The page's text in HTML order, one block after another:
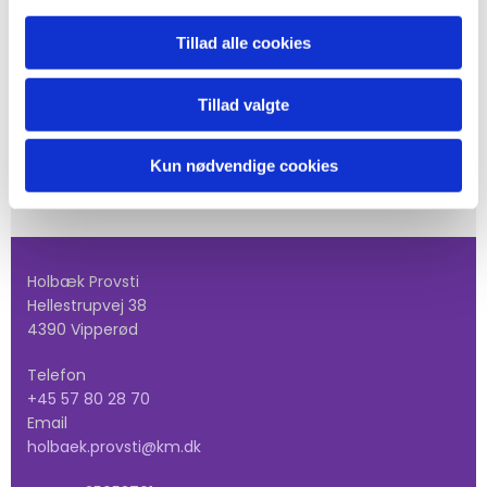
Tillad alle cookies
Tillad valgte
Kun nødvendige cookies
gruppe kontakt venligst Kim
Sørensen: Tlf: 5118 2719
Holbæk Provsti
Hellestrupvej 38
4390 Vipperød
Telefon
+45 57 80 28 70
Email
holbaek.provsti@km.dk